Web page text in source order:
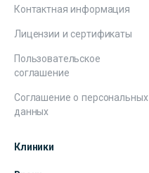
Контактная информация
Лицензии и сертификаты
Пользовательское
соглашение
Соглашение о персональных
данных
Клиники